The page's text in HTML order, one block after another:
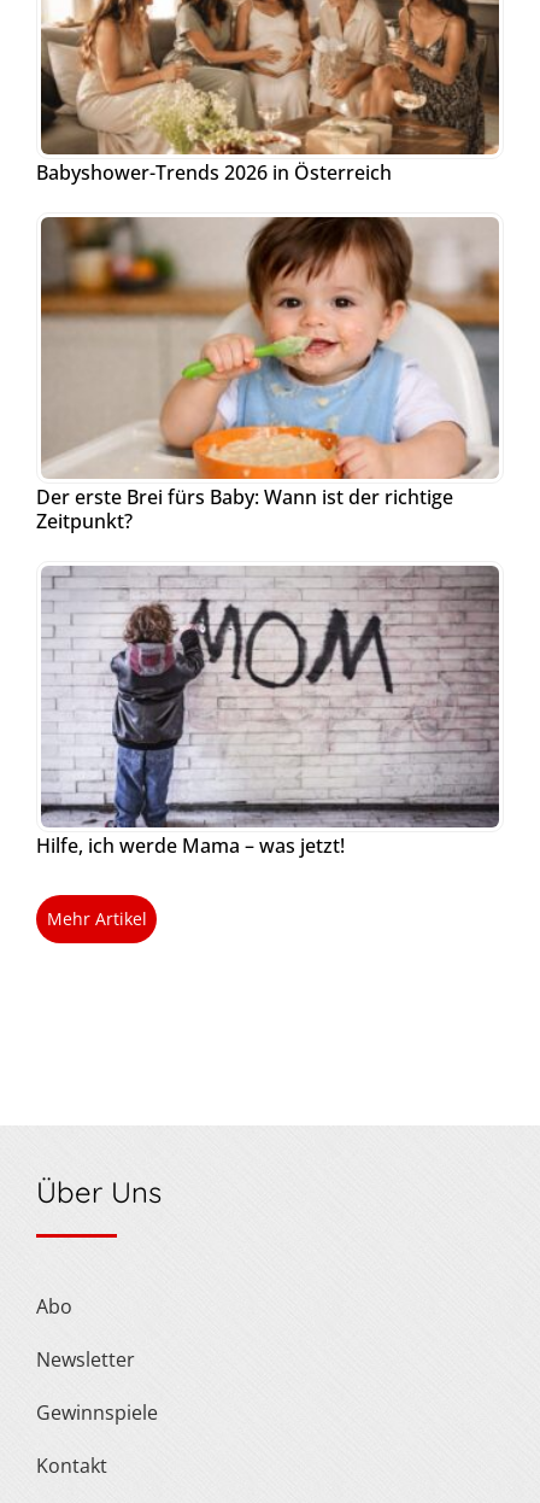
Babyshower-Trends 2026 in Österreich
Der erste Brei fürs Baby: Wann ist der richtige
Zeitpunkt?
Hilfe, ich werde Mama – was jetzt!
Mehr Artikel
Über Uns
Abo
Newsletter
Gewinnspiele
Kontakt